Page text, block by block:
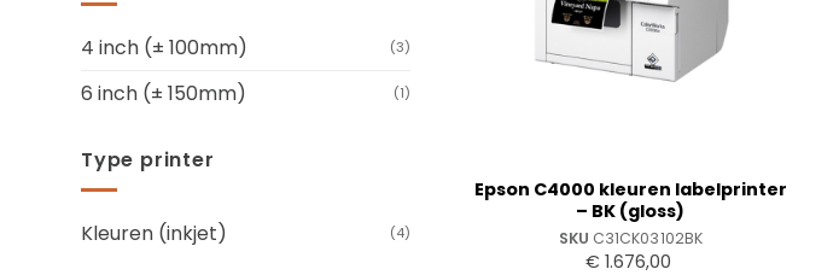
4 inch (± 100mm) (3)
6 inch (± 150mm) (1)
Type printer
Kleuren (inkjet) (4)
Epson C4000 kleuren labelprinter
– BK (gloss)
SKU C31CK03102BK
€ 1.676,00